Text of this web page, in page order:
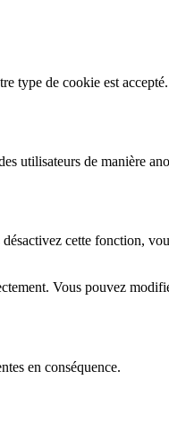
type de cookie est accepté.
utilisateurs de manière
cette fonction,
Vous pouvez
en conséquence.